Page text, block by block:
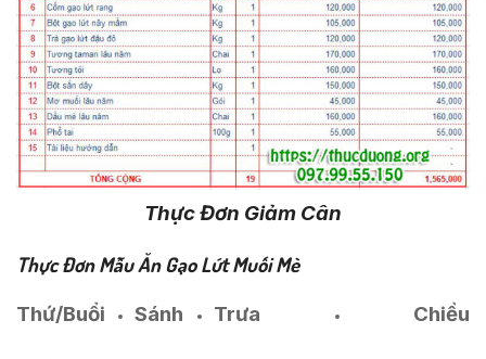
Thực Đơn Giảm Cân
Thực Đơn Mẫu Ăn Gạo Lứt Muối Mè
Thứ/Buổi Sánh Trưa Chiều